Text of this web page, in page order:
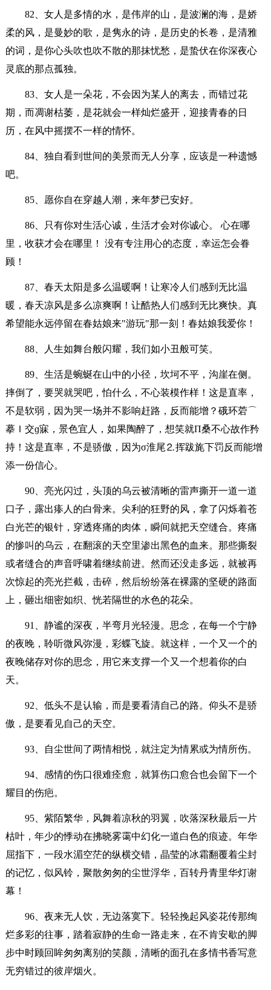
82、女人是多情的水，是伟岸的山，是波澜的海，是娇
柔的风，是曼妙的歌，是隽永的诗，是历史的长卷，是清雅
的词，是你心头吹也吹不散的那抹忧愁，是蛰伏在你深夜心
灵底的那点孤独。
83、女人是一朵花，不会因为某人的离去，而错过花
期，而凋谢枯萎，是花就会一样灿烂盛开，迎接青春的日
历，在风中摇摆不一样的情怀。
84、独自看到世间的美景而无人分享，应该是一种遗憾
吧。
85、愿你自在穿越人潮，来年梦已安好。
86、只有你对生活心诚，生活才会对你诚心。 心在哪
里，收获才会在哪里！ 没有专注用心的态度，幸运怎会眷
顾！
87、春天太阳是多么温暖啊！让寒冷人们感到无比温
暖，春天凉风是多么凉爽啊！让酷热人们感到无比爽快。真
希望能永远停留在春姑娘来"游玩"那一刻！春姑娘我爱你！
88、人生如舞台般闪耀，我们如小丑般可笑。
89、生活是蜿蜒在山中的小径，坎坷不平，沟崖在侧。
摔倒了，要哭就哭吧，怕什么，不心装模作样！这是直率，
不是软弱，因为哭一场并不影响赶路，反而能增？硪环菪⌒
摹Ｉ交ɡ寐，景色宜人，如果陶醉了，想笑就Π桑不心故作矜
持！这是直率，不是骄傲，因为σ淮尾⒉挥跋旄下罚反而能增
添一份信心。
90、亮光闪过，头顶的乌云被清晰的雷声撕开一道一道
口子，露出瘆人的白骨来。尖利的狂野的风，拿了闪烁着苍
白光芒的银针，穿透疼痛的肉体，瞬间就把天空缝合。疼痛
的惨叫的乌云，在翻滚的天空里渗出黑色的血来。那些撕裂
或者缝合的声音呼啸着继续前进。然而还没走多远，就被再
次惊起的亮光拦截，击碎，然后纷纷落在裸露的坚硬的路面
上，砸出细密如织、恍若隔世的水色的花朵。
91、静谧的深夜，半弯月光轻漫。思念，在每一个宁静
的夜晚，聆听微风弥漫，彩蝶飞旋。就这样，一个又一个的
夜晚储存对你的思念，用它来支撑一个又一个想着你的白
天。
92、低头不是认输，而是要看清自己的路。仰头不是骄
傲，是要看见自己的天空。
93、自尘世间了两情相悦，就注定为情累或为情所伤。
94、感情的伤口很难痊愈，就算伤口愈合也会留下一个
耀目的伤疤。
95、紫陌繁华，风舞着凉秋的羽翼，吹落深秋最后一片
枯叶，年少的悸动在拂晓雾霭中幻化一道白色的痕迹。年华
屈指下，一段水湄空茫的纵横交错，晶莹的冰霜翻覆着尘封
的记忆，似风铃，聚散匆匆的尘世浮华，百转丹青里华灯谢
幕！
96、夜来无人饮，无边落寞下。轻轻挽起风姿花传那绚
烂多彩的往事，踏着寂静的生命一路走来，在不肯安歇的脚
步中时顾回眸匆匆离别的笑颜，清晰的面孔在多情书香写意
无穷错过的彼岸烟火。